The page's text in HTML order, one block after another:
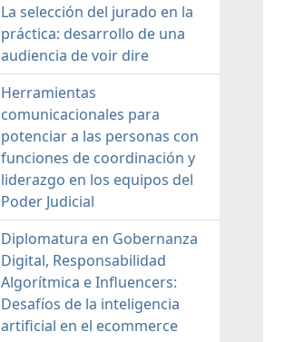
La selección del jurado en la
práctica: desarrollo de una
audiencia de voir dire
Herramientas
comunicacionales para
potenciar a las personas con
funciones de coordinación y
liderazgo en los equipos del
Poder Judicial
Diplomatura en Gobernanza
Digital, Responsabilidad
Algorítmica e Influencers:
Desafíos de la inteligencia
artificial en el ecommerce